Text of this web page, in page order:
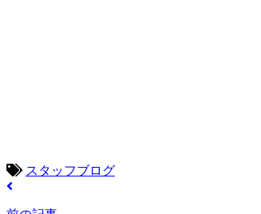
スタッフブログ